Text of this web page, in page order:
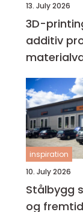
13. July 2026
3D-
additiv
moderne
inspiration
10. July 2026
Stålbygg
og